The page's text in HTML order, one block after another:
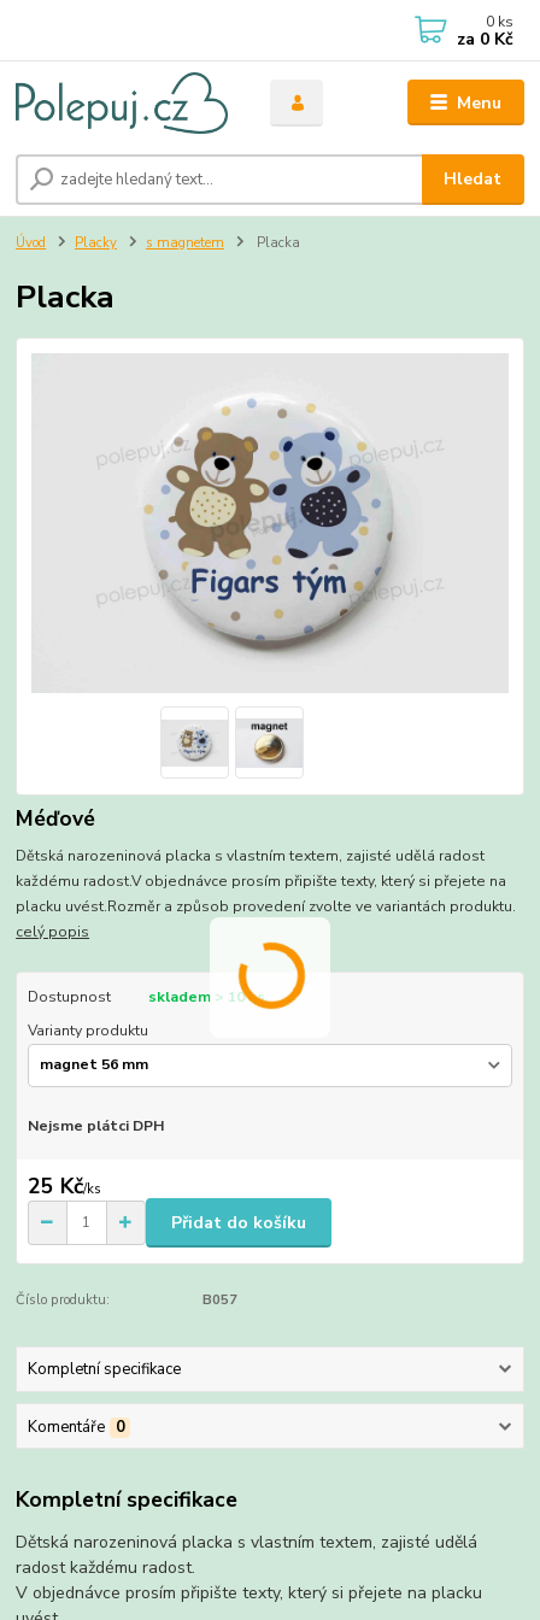
Menu
Hledat
0 ks
za 0 Kč
Úvod Placky s magnetem Placka
Placka
Méďové
Dětská narozeninová placka s vlastním textem, zajisté udělá radost
každému radost.V objednávce prosím připište texty, který si přejete na
placku uvést.Rozměr a způsob provedení zvolte ve variantách produktu.
celý popis
Dostupnost
skladem > 10 ks
Varianty produktu
Nejsme plátci DPH
25 Kč/ks
Přidat do košíku
Číslo produktu: B057
Kompletní specifikace
Komentáře 0
Kompletní specifikace
Dětská narozeninová placka s vlastním textem, zajisté udělá
radost každému radost.
V objednávce prosím připište texty, který si přejete na placku